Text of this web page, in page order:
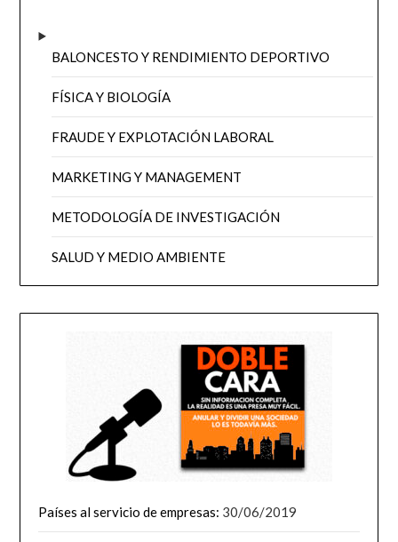
BALONCESTO Y RENDIMIENTO DEPORTIVO
FÍSICA Y BIOLOGÍA
FRAUDE Y EXPLOTACIÓN LABORAL
MARKETING Y MANAGEMENT
METODOLOGÍA DE INVESTIGACIÓN
SALUD Y MEDIO AMBIENTE
Países al servicio de empresas: 30/06/2019